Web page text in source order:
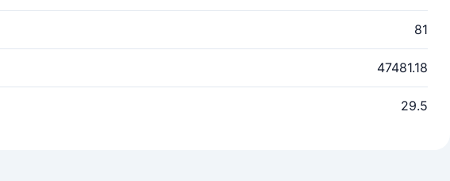
81
47481.18
29.5